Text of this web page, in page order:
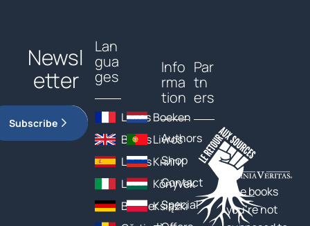
Newsl
etter
Subscribe
Lan
gua
ges
Livres
Books
Libros
Libri
Bücher
Boeken
Livros
Книги
Könyvek
Książki
Info
rma
tion
Authors
Shop
Contact
Special
Par
tn
ers
The books
you’re not